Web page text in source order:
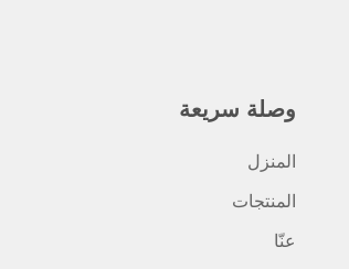
وصلة سريعة
المنزل
المنتجات
عنّا